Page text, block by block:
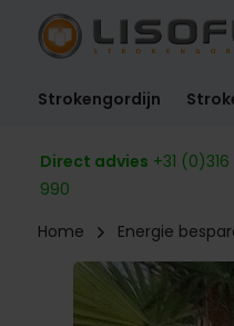
Strokengordijn
Direct advies +31
990
Home
Energie